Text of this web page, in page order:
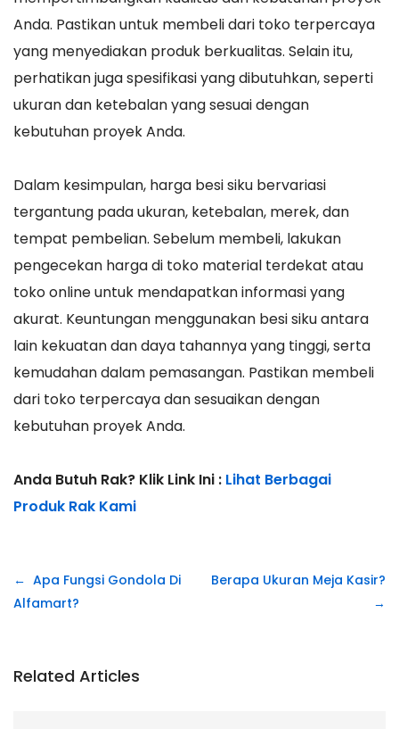
Anda. Pastikan untuk membeli dari toko terpercaya
yang menyediakan produk berkualitas. Selain itu,
perhatikan juga spesifikasi yang dibutuhkan, seperti
ukuran dan ketebalan yang sesuai dengan
kebutuhan proyek Anda.
Dalam kesimpulan, harga besi siku bervariasi
tergantung pada ukuran, ketebalan, merek, dan
tempat pembelian. Sebelum membeli, lakukan
pengecekan harga di toko material terdekat atau
toko online untuk mendapatkan informasi yang
akurat. Keuntungan menggunakan besi siku antara
lain kekuatan dan daya tahannya yang tinggi, serta
kemudahan dalam pemasangan. Pastikan membeli
dari toko terpercaya dan sesuaikan dengan
kebutuhan proyek Anda.
Anda Butuh Rak? Klik Link Ini : Lihat Berbagai
Produk Rak Kami
Navigasi
pos
Apa Fungsi Gondola Di
Alfamart?
Berapa Ukuran Meja Kasir?
Related Articles